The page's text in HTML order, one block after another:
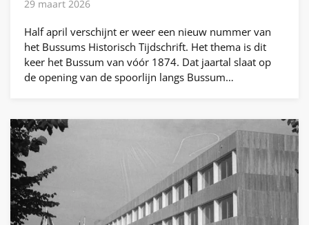
29 maart 2026
Half april verschijnt er weer een nieuw nummer van
het Bussums Historisch Tijdschrift. Het thema is dit
keer het Bussum van vóór 1874. Dat jaartal slaat op
de opening van de spoorlijn langs Bussum…